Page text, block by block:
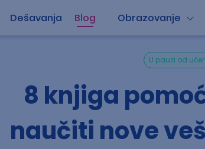
Dešavanja Blog Obrazovanje
U pauzi od
8 knjiga
naučiti nove